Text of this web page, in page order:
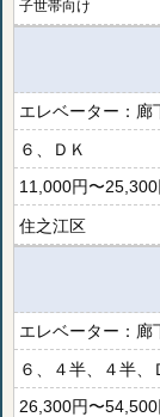
子世帯向け
廊
６、ＤＫ
11,000円〜25,300
住之江区
廊
６、４半、４半、
26,300円〜54,500